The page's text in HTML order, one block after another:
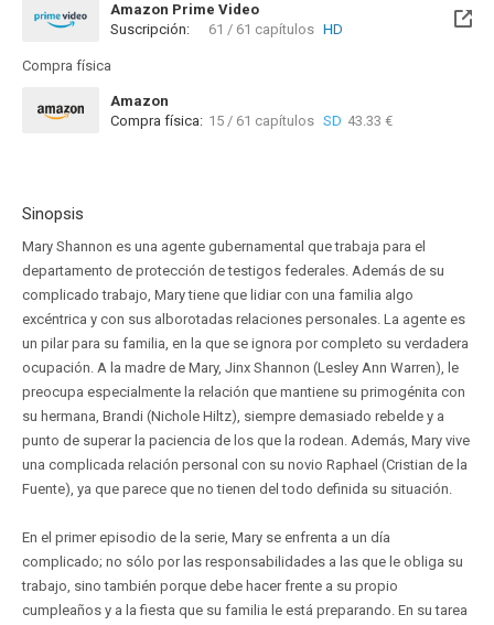
Amazon Prime Video
Suscripción:
61 / 61 capítulos HD
Compra física
Amazon
Compra física: 15 / 61 capítulos SD 43.33 €
Sinopsis
Mary Shannon es una agente gubernamental que trabaja para el
departamento de protección de testigos federales. Además de su
complicado trabajo, Mary tiene que lidiar con una familia algo
excéntrica y con sus alborotadas relaciones personales. La agente es
un pilar para su familia, en la que se ignora por completo su verdadera
ocupación. A la madre de Mary, Jinx Shannon (Lesley Ann Warren), le
preocupa especialmente la relación que mantiene su primogénita con
su hermana, Brandi (Nichole Hiltz), siempre demasiado rebelde y a
punto de superar la paciencia de los que la rodean. Además, Mary vive
una complicada relación personal con su novio Raphael (Cristian de la
Fuente), ya que parece que no tienen del todo definida su situación.
En el primer episodio de la serie, Mary se enfrenta a un día
complicado; no sólo por las responsabilidades a las que le obliga su
trabajo, sino también porque debe hacer frente a su propio
cumpleaños y a la fiesta que su familia le está preparando. En su tarea